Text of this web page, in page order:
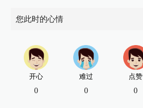
您此时的心情
开心
0
难过
0
点赞
0